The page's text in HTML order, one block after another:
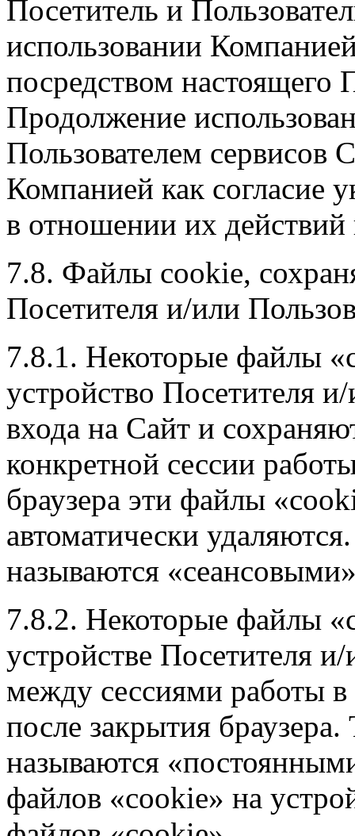
Посетитель и
использовании
посредством настоящего
Продолжение
Пользователем сервисов
Компанией как согласие
в отношении их
7.8. Файлы cookie,
Посетителя и/или
7.8.1. Некоторые файлы
устройство Посетителя
входа на Сайт и
конкретной сессии
браузера эти файлы
автоматически
называются
7.8.2. Некоторые файлы
устройстве Посетителя
между сессиями работы
после закрытия
называются
файлов «cookie» на